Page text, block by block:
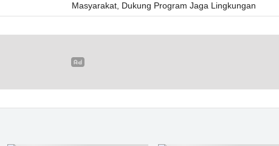
Masyarakat, Dukung Program Jaga Lingkungan